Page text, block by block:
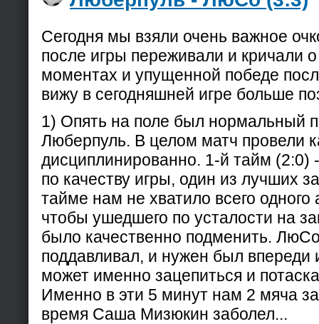
Сегодня мы взяли очень важное
после игры переживали и кричали
моментах и упущенной победе
вижу в сегодняшней игре больше
1) Опять на поле был нормальный
Люберпуль. В целом матч провели
дисциплинированно. 1-й тайм (2:0)
по качеству игры, один из лучших
тайме нам не хватило всего одного
чтобы ушедшего по усталости на
было качественно подменить.
поддавливал, и нужен был впереди
может именно зацепиться и
Именно в эти 5 минут нам 2 мяча
время Саша Мизюкин заболел...